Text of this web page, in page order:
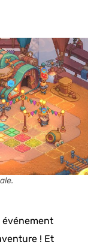
événement
! Et